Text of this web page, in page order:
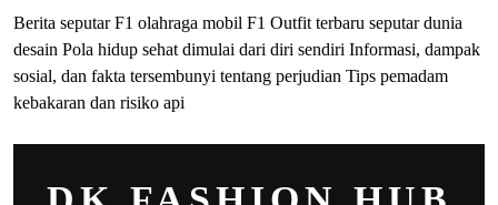
Berita seputar F1 olahraga mobil F1 Outfit terbaru seputar dunia
desain Pola hidup sehat dimulai dari diri sendiri Informasi, dampak
sosial, dan fakta tersembunyi tentang perjudian Tips pemadam
kebakaran dan risiko api